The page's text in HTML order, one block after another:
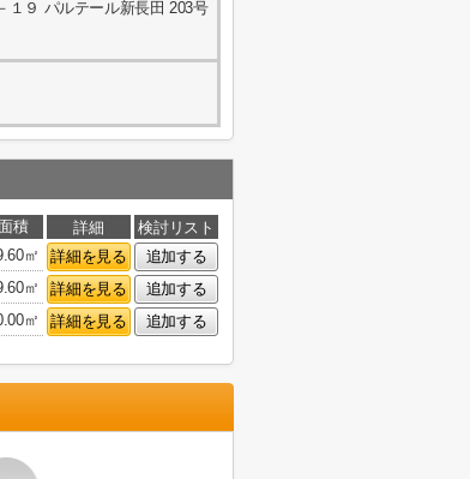
１９ パルテール新長田 203号
積 詳細
検討リスト
㎡ 詳細を見る
追加する
㎡ 詳細を見る
追加する
㎡ 詳細を見る 追加する